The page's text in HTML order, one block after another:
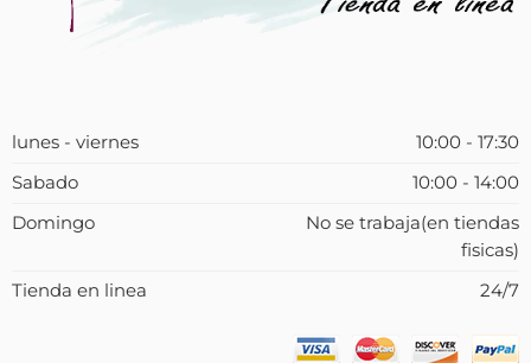
lunes - viernes
10:00 - 17:30
Sabado
10:00 - 14:00
Domingo
No se trabaja(en tiendas
fisicas)
Tienda en linea
24/7